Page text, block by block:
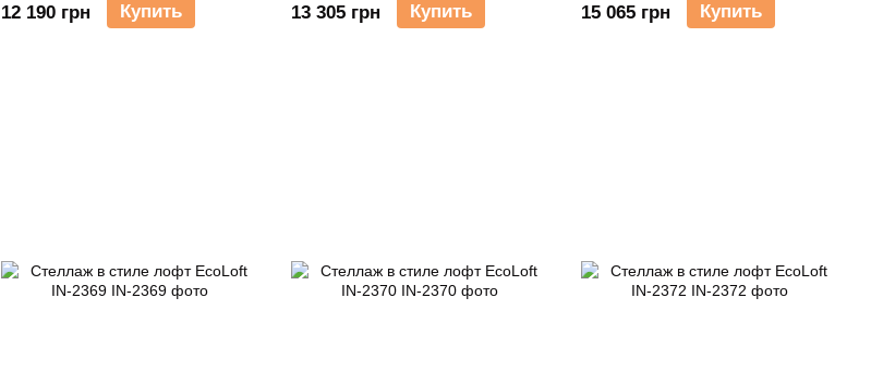
12 190 грн Купить 13 305 грн Купить 15 065 грн Купить